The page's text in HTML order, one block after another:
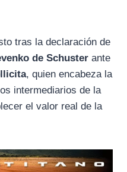
tras la declaración de
de Schuster ante
, quien encabeza la
intermediarios de la
el valor real de la